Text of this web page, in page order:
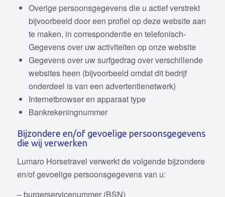
Overige persoonsgegevens die u actief verstrekt
bijvoorbeeld door een profiel op deze website aan
te maken, in correspondentie en telefonisch-
Gegevens over uw activiteiten op onze website
Gegevens over uw surfgedrag over verschillende
websites heen (bijvoorbeeld omdat dit bedrijf
onderdeel is van een advertentienetwerk)
Internetbrowser en apparaat type
Bankrekeningnummer
Bijzondere en/of gevoelige persoonsgegevens
die wij verwerken
Lumaro Horsetravel verwerkt de volgende bijzondere
en/of gevoelige persoonsgegevens van u:
– burgerservicenummer (BSN)